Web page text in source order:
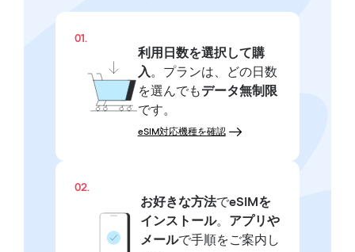
01.
利用日数を選択して購
入 。プランは、どの日数
を選んでもデータ無制限
です。
eSIM対応機種を確認
02.
お好きな方法でeSIMを
インストール。 アプリや
メールで手順をご案内し